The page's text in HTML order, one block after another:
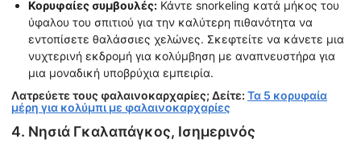
Κορυφαίες συμβουλές: Κάντε snorkeling κατά μήκος του
ύφαλου του σπιτιού για την καλύτερη πιθανότητα να
εντοπίσετε θαλάσσιες χελώνες. Σκεφτείτε να κάνετε μια
νυχτερινή εκδρομή για κολύμβηση με αναπνευστήρα για
μια μοναδική υποβρύχια εμπειρία.
Λατρεύετε τους φαλαινοκαρχαρίες; Δείτε: Τα 5 κορυφαία
μέρη για κολύμπι με φαλαινοκαρχαρίες
4. Νησιά Γκαλαπάγκος, Ισημερινός